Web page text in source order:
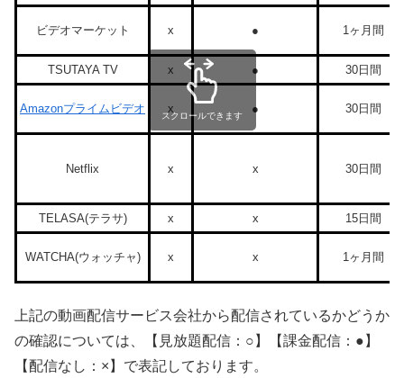
ビデオマーケット x ● 1ヶ月間
TSUTAYA TV x ● 30日間
Amazonプライムビデオ x ● 30日間
Netflix x x 30日間
TELASA(テラサ) x x 15日間
WATCHA(ウォッチャ) x x 1ヶ月間
スクロールできます
上記の動画配信サービス会社から配信されているかどうか
の確認については、【見放題配信：○】【課金配信：●】
【配信なし：×】で表記しております。